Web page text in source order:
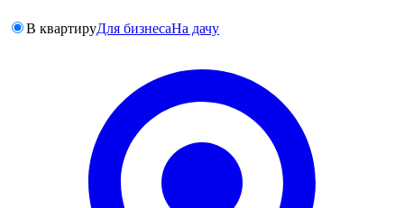
В квартируДля бизнесаНа дачу